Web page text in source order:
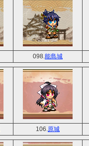
098. 能島城
106. 原城